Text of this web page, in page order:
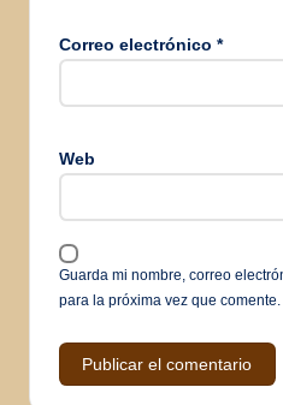
Correo electrónico *
Web
Guarda mi nombre, correo
para la próxima vez que comente.